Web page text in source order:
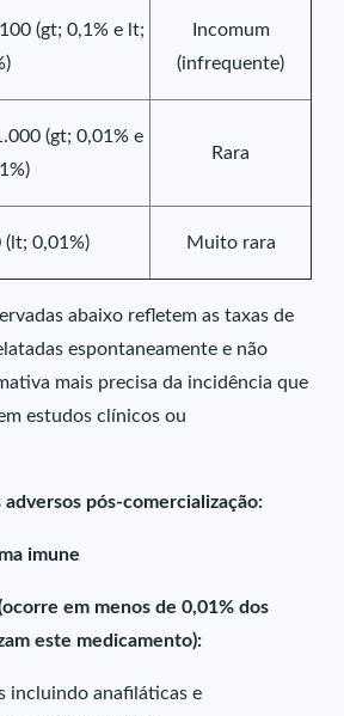
(gt; 0,1% e lt;
Incomum
(infrequente)
(gt; 0,01% e
Rara
0,01%) Muito rara
abaixo refletem as taxas de
espontaneamente e não
mais precisa da incidência que
estudos clínicos ou
adversos pós-comercialização:
imune
em menos de 0,01% dos
este medicamento):
incluindo anafiláticas e